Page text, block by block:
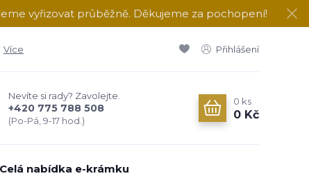
vyřizovat průběžně. Děkujeme za pochopení!
Více Přihlášení
Nevíte si rady? Zavolejte.
+420 775 788 508
(Po-Pá, 9-17 hod.)
0 ks
0 Kč
Celá nabídka e-krámku